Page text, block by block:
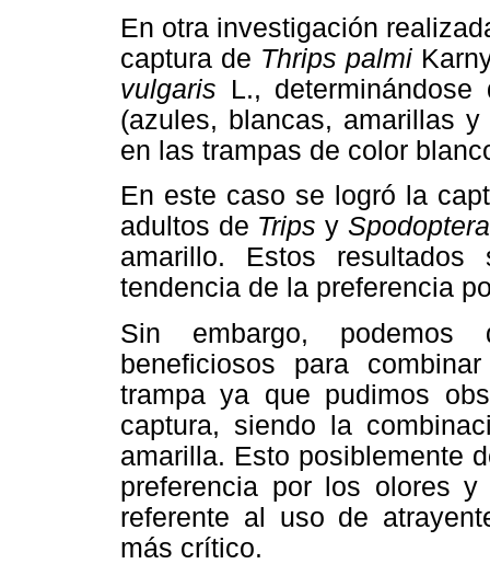
En otra investigación
captura de Thrips palmi
vulgaris L.,
(azules, blancas, amarillas
en las trampas de color
En este caso se logró la
adultos de Tripsy
amarillo. Estos
tendencia de la preferencia
Sin embargo, podemos
beneficiosos para
trampa ya que pudimos
captura, siendo la
amarilla. Esto posiblemente
preferencia por los olores
referente al uso de
más crítico.